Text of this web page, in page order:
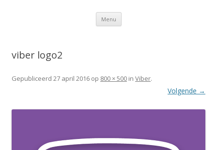
Menu Spring
inhoud
viber logo2
Gepubliceerd 27 april 2016 op 800 × 500 in Viber.
Volgende →